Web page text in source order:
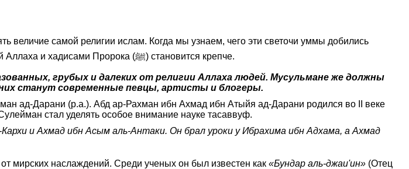
величие самой религии ислам. Когда мы узнаем, чего эти светочи уммы добились
благодаря следованию наставлениям посланника Аллаха (ﷺ), наша связь с Книгой Аллаха и хадисами Пророка (ﷺ) становится крепче.
грубых и далеких от религии Аллаха людей. Мусульмане же должны
станут современные певцы, артисты и блогеры.
ад-Дарани (р.а.). Абд ар-Рахман ибн Ахмад ибн Атыйя ад-Дарани родился во II веке
стал уделять особое внимание науке тасаввуф.
и Ахмад ибн Асым аль-Антаки. Он брал уроки у Ибрахима ибн Адхама, а Ахмад
мирских наслаждений. Среди ученых он был известен как «Бундар аль-джаи'ин» (Отец